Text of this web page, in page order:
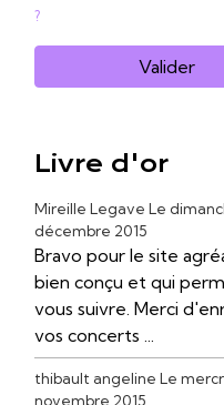
?
Valider
Livre d'or
Mireille Legave Le
décembre 2015
Bravo pour le site
bien conçu et qui
vous suivre. Merci
vos concerts ...
thibault angeline Le
novembre 2015